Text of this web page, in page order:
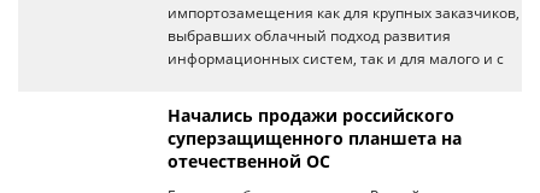
импортозамещения как для крупных заказчиков,
выбравших облачный подход развития
информационных систем, так и для малого и с
Начались продажи российского
суперзащищенного планшета на
отечественной ОС